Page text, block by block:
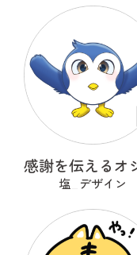
塩_デザイン